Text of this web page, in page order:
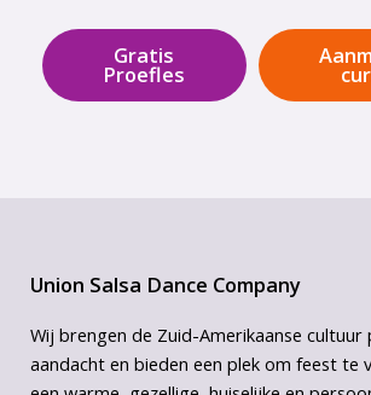
Gratis
Proefles
Union Salsa Dance Company
Wij brengen de Zuid-Amerikaanse
aandacht en bieden een plek om feest te